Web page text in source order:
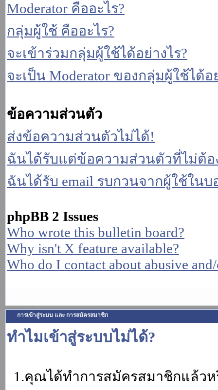
Moderator คืออะไร?
กลุ่มผู้ใช้ คืออะไร?
จะเข้าร่วมกลุ่มผู้ใช้ได้อย่างไร?
จะเป็น Moderator ของกลุ่มผู้ใช้ได้อ
ข้อความส่วนตัว
ส่งข้อความส่วนตัวไม่ได้!
ฉันได้รับแต่ข้อความส่วนตัวที่ไม่ต้อ
ฉันได้รับ email รบกวนจากผู้ใช้ใน
phpBB 2 Issues
Who wrote this bulletin board?
Why isn't X feature available?
Who do I contact about abusive
การเข้าสู่ระบบ และ การสมัครสมาชิก
ทำไมเข้าสู่ระบบไม่ได้?
1.คุณได้ทำการสมัครสมาชิกแล้ว